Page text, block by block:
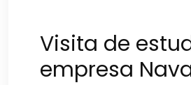
Visita de
empresa